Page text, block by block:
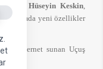
setting
Hüseyin Keskin
paylaşımda yeni özellikler
internet sunan Uçuş